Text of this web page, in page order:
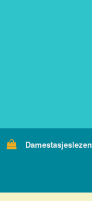
Damestasjeslezen